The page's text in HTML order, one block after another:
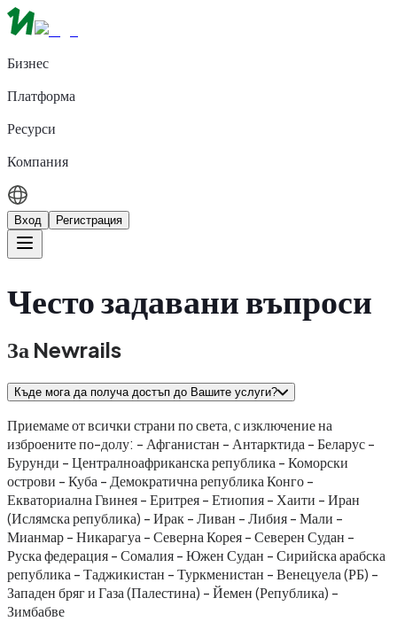
Бизнес
Платформа
Ресурси
Компания
Вход Регистрация
Често задавани въпроси
За Newrails
Къде мога да получа достъп до Вашите услуги?
Приемаме от всички страни по света, с изключение на
изброените по-долу: - Афганистан - Антарктида - Беларус -
Бурунди - Централноафриканска република - Коморски
острови - Куба - Демократична република Конго -
Екваториална Гвинея - Еритрея - Етиопия - Хаити - Иран
(Ислямска република) - Ирак - Ливан - Либия - Мали -
Мианмар - Никарагуа - Северна Корея - Северен Судан -
Руска федерация - Сомалия - Южен Судан - Сирийска арабска
република - Таджикистан - Туркменистан - Венецуела (РБ) -
Западен бряг и Газа (Палестина) - Йемен (Република) -
Зимбабве